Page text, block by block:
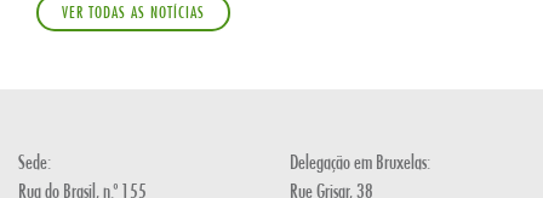
VER TODAS AS NOTÍCIAS
Sede:
Rua do Brasil, n.º 155
Delegação em Bruxelas:
Rue Grisar, 38